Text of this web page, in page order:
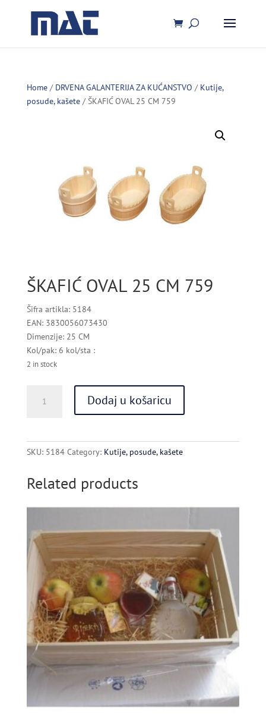
Home/ DRVENA GALANTERIJA ZA KUĆANSTVO / Kutije,
posude, kašete/ ŠKAFIĆ OVAL 25 CM 759
ŠKAFIĆ OVAL 25 CM 759
Šifra artikla: 5184
EAN: 3830056073430
Dimenzije: 25 CM
Kol/pak: 6 kol/sta :
2 in stock
OVAL
Dodaj u košaricu
SKU: 5184 Category: Kutije, posude, kašete
Related products